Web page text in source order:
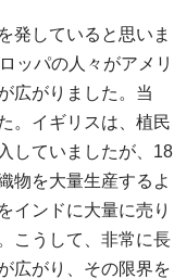
発していると思いま
ッパの人々がアメリ
広がりました。当
。イギリスは、植民
していましたが、18
物を大量生産するよ
インドに大量に売り
こうして、非常に長
広がり、その限界を